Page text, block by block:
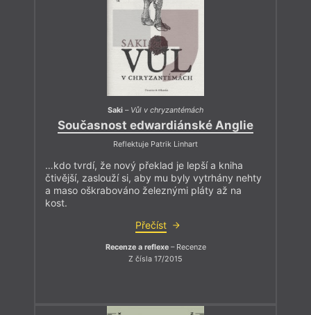
Saki – Vůl v chryzantémách
Současnost edwardiánské Anglie
Reflektuje Patrik Linhart
…kdo tvrdí, že nový překlad je lepší a kniha
čtivější, zaslouží si, aby mu byly vytrhány nehty
a maso oškrabováno železnými pláty až na
kost.
Přečíst
Recenze a reflexe– Recenze
Z čísla 17/2015